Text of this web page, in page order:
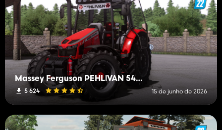
Massey Ferguson PEHLİVAN 54 Series
5 624 15 de junho de 2026